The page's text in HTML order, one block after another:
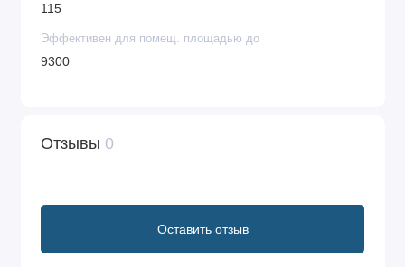
115
Эффективен для помещ. площадью до
9300
Отзывы 0
Оставить отзыв